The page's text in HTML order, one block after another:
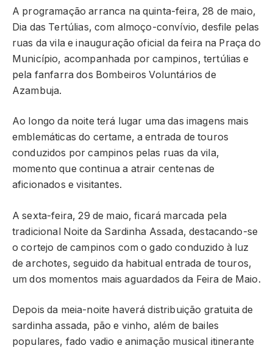
A programação arranca na quinta-feira, 28 de maio,
Dia das Tertúlias, com almoço-convívio, desfile pelas
ruas da vila e inauguração oficial da feira na Praça do
Município, acompanhada por campinos, tertúlias e
pela fanfarra dos Bombeiros Voluntários de
Azambuja.
Ao longo da noite terá lugar uma das imagens mais
emblemáticas do certame, a entrada de touros
conduzidos por campinos pelas ruas da vila,
momento que continua a atrair centenas de
aficionados e visitantes.
A sexta-feira, 29 de maio, ficará marcada pela
tradicional Noite da Sardinha Assada, destacando-se
o cortejo de campinos com o gado conduzido à luz
de archotes, seguido da habitual entrada de touros,
um dos momentos mais aguardados da Feira de Maio.
Depois da meia-noite haverá distribuição gratuita de
sardinha assada, pão e vinho, além de bailes
populares, fado vadio e animação musical itinerante